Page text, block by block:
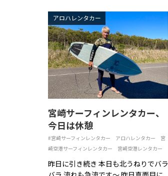
アロハレンタカー
宮崎サーフィンレンタカー、
今日は休憩
#宮崎サーフィンレンタカー アロハレンタカー
宮
崎空港サーフィンレンタカー
宮崎空港レンタカー
昨日に引き続き 本日も北うねりでバラ